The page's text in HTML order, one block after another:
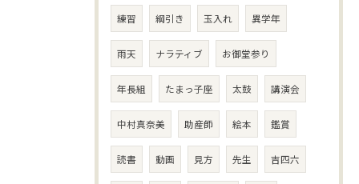
練習 綱引き 玉入れ 異学年
雨天 ナラティブ お御堂参り
年長組 たまっ子座 太鼓 講演会
中村真奈美 助産師 絵本 鑑賞
読書 動画 見方 先生 吉四六